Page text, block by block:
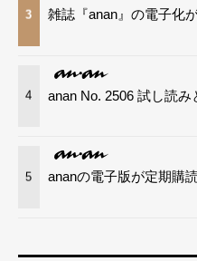
3 雑誌『anan』の電子化
4 anan No. 2506 試し読み
5 ananの電子版が定期購